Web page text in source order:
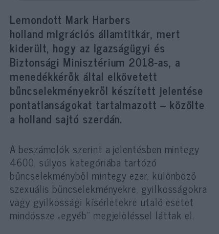
Lemondott Mark Harbers
holland migrációs államtitkár, mert
kiderült, hogy az Igazságügyi és
Biztonsági Minisztérium 2018-as, a
menedékkérők által elkövetett
bűncselekményekről készített jelentése
pontatlanságokat tartalmazott – közölte
a holland sajtó szerdán.
A beszámolók szerint a jelentésben mintegy
4600, súlyos kategóriába tartózó
bűncselekményből mintegy ezer, különböző
szexuális bűncselekményekre, gyilkosságokra
vagy gyilkossági kísérletekre utaló esetet
mindössze „egyéb” megjelöléssel láttak el.